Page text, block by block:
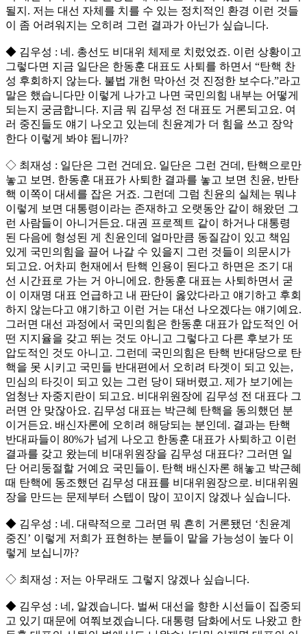
될지. 저는 대선 자체를 치를 수 있는 정치적인 환경 이런 것들
이 좀 어려워지는 오히려 그런 결과가 아닌가 싶습니다.
◆ 김우성 : 네. 총선도 비대위 체제로 치렀었죠. 이런 상황이고
그렇다면 지금 일단은 한동훈 대표도 사퇴를 하면서 “탄핵 찬
성 후회하지 않는다. 불법 개헌 막아선 것 진정한 보수다.”라고
말은 했습니다만 이렇게 나가고 나면 국민의힘 내부는 어떻게
되는지 궁금합니다. 지금 뭐 김무성 전 대표도 거론되고요. 여
러 중진들도 얘기 나오고 있는데 친윤계가 더 힘을 쓰고 장악
한다 이렇게 봐야 됩니까?
◇ 최재성 : 일단은 그런 건데요. 일단은 그런 건데, 탄핵으로만
놓고 보면. 한동훈 대표가 사퇴한 결과를 놓고 보면 친윤, 반탄
핵 이쪽이 대세를 잡은 거죠. 그런데 그럼 친윤의 실체는 뭐냐
이렇게 보면 대통령이라는 존재하고 오랫동안 같이 해왔던 그
런 사람들이 아니거든요. 대권 프로젝트 같이 하거나 대통령
된 다음에 형성된 게 친윤인데 얼마만큼 동질감이 있고 책임
있게 국민의힘을 끌어 나갈 수 있을지 그런 것들이 의문시가
되고요. 어차피 헌재에서 탄핵 인용이 된다고 하면은 조기 대
선 시간표로 가는 거 아니에요. 한동훈 대표는 사퇴하면서 굳
이 이재명 대표 언급하고 내 판단이 옳았다라고 얘기하고 후회
하지 않는다고 얘기하고 이런 거는 대선 나오겠다는 얘기예요.
그러면 대선 과정에서 국민의힘은 한동훈 대표가 압도적인 어
떤 지지율을 갖고 뛰는 것도 아니고 그렇다고 다른 후보가 또
압도적인 것도 아니고. 그런데 국민의힘은 탄핵 반대당으로 탄
핵을 못 시키고 국민들 반대편에서 오히려 타겟이 되고 있는,
민심의 타깃이 되고 있는 그런 당이 돼버렸고. 제가 보기에는
엄청난 자중지란이 되고요. 비대위원장에 김무성 전 대표다 그
러면 안 맞잖아요. 김무성 대표는 박근혜 탄핵을 동의했던 분
이거든요. 배신자론에 오히려 해당되는 분인데. 결과는 탄핵
반대파들이 80%가 넘게 나오고 한동훈 대표가 사퇴하고 이런
결과를 갖고 왔는데 비대위원장을 김무성 대표다? 그러면 일
단 어리둥절할 거예요 국민들이. 탄핵 배신자론 해놓고 박근혜
때 탄핵에 동조했던 김무성 대표를 비대위원장으로. 비대위원
장을 만드는 문제부터 스텝이 많이 꼬이지 않겠나 싶습니다.
◆ 김우성 : 네. 대략적으로 그러면 뭐 흔히 거론됐던 ‘친윤계
중진’ 이렇게 저희가 표현하는 분들이 맡을 가능성이 높다 이
렇게 보십니까?
◇ 최재성 : 저는 아무래도 그렇지 않겠나 싶습니다.
◆ 김우성 : 네, 알겠습니다. 벌써 대선을 향한 시선들이 집중되
고 있기 때문에 여쭤보겠습니다. 대통령 담화에서도 나왔고 한